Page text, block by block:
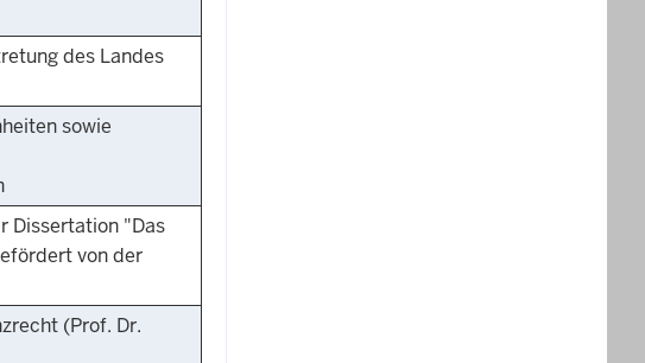
des Landes
sowie
Dissertation "Das
von der
(Prof. Dr.